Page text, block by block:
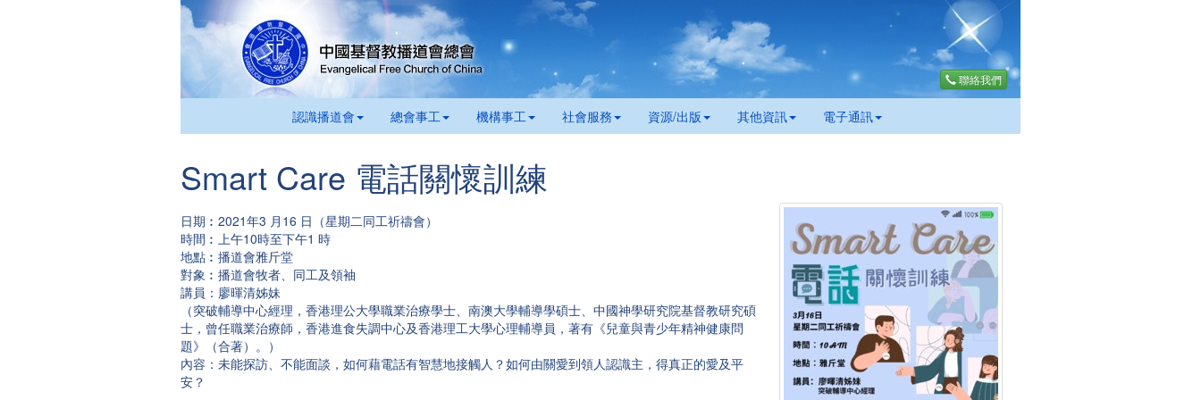
聯絡我們
認識播道會 總會事工 機構事工 社會服務 資源/出版 其他資訊 電子通訊
Smart Care 電話關懷訓練
日期︰2021年3 月16 日（星期二同工祈禱會）
時間︰上午10時至下午1 時
地點︰播道會雅斤堂
對象︰播道會牧者、同工及領袖
講員：廖暉清姊妹
（突破輔導中心經理，香港理公大學職業治療學士、南澳大學輔導學碩士、中國神學研究院基督教研究碩
士，曾任職業治療師，香港進食失調中心及香港理工大學心理輔導員，著有《兒童與青少年精神健康問
題》（合著）。）
內容：未能探訪、不能面談，如何藉電話有智慧地接觸人？如何由關愛到領人認識主，得真正的愛及平
安？